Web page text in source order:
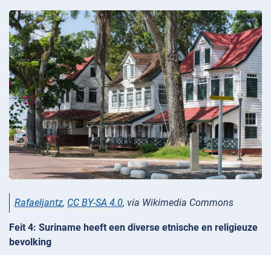
Rafaeljantz, CC BY-SA 4.0, via Wikimedia Commons
Feit 4: Suriname heeft een diverse etnische en religieuze
bevolking